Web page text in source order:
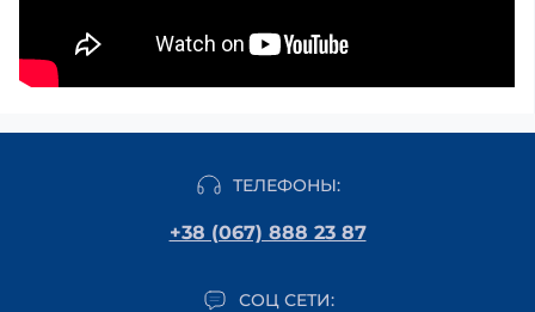
ТЕЛЕФОНЫ:
+38 (067) 888 23 87
СОЦ СЕТИ: